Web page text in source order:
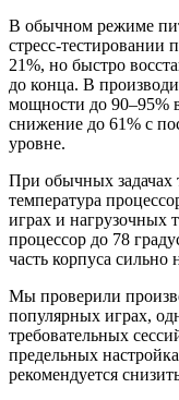
В обычном режиме
стресс-тестировании
21%, но быстро
до конца. В
мощности до 90–95%
снижение до 61% с
уровне.
При обычных задачах
температура
играх и нагрузочных
процессор до 78
часть корпуса сильно
Мы проверили
популярных играх,
требовательных
предельных
рекомендуется